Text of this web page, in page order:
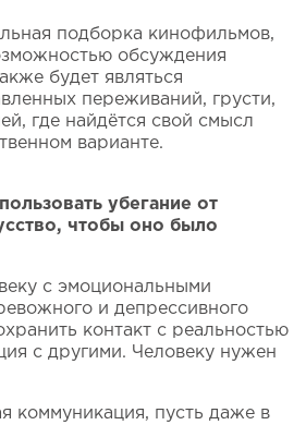
подборка кинофильмов,
обсуждения
будет являться
переживаний, грусти,
где найдётся свой смысл
варианте.
убегание от
чтобы оно было
с эмоциональными
и депрессивного
контакт с реальностью
с другими. Человеку нужен
коммуникация, пусть даже в